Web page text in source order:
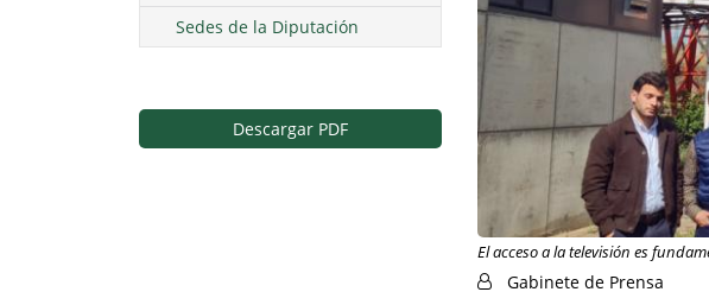
El acceso a la televisión es
Gabinete de Prensa
Sedes de la Diputación
Descargar PDF